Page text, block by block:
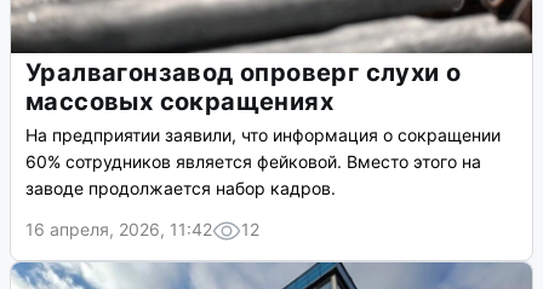
Уралвагонзавод опроверг слухи о
массовых сокращениях
На предприятии заявили, что информация о сокращении
60% сотрудников является фейковой. Вместо этого на
заводе продолжается набор кадров.
16 апреля, 2026, 11:42
12